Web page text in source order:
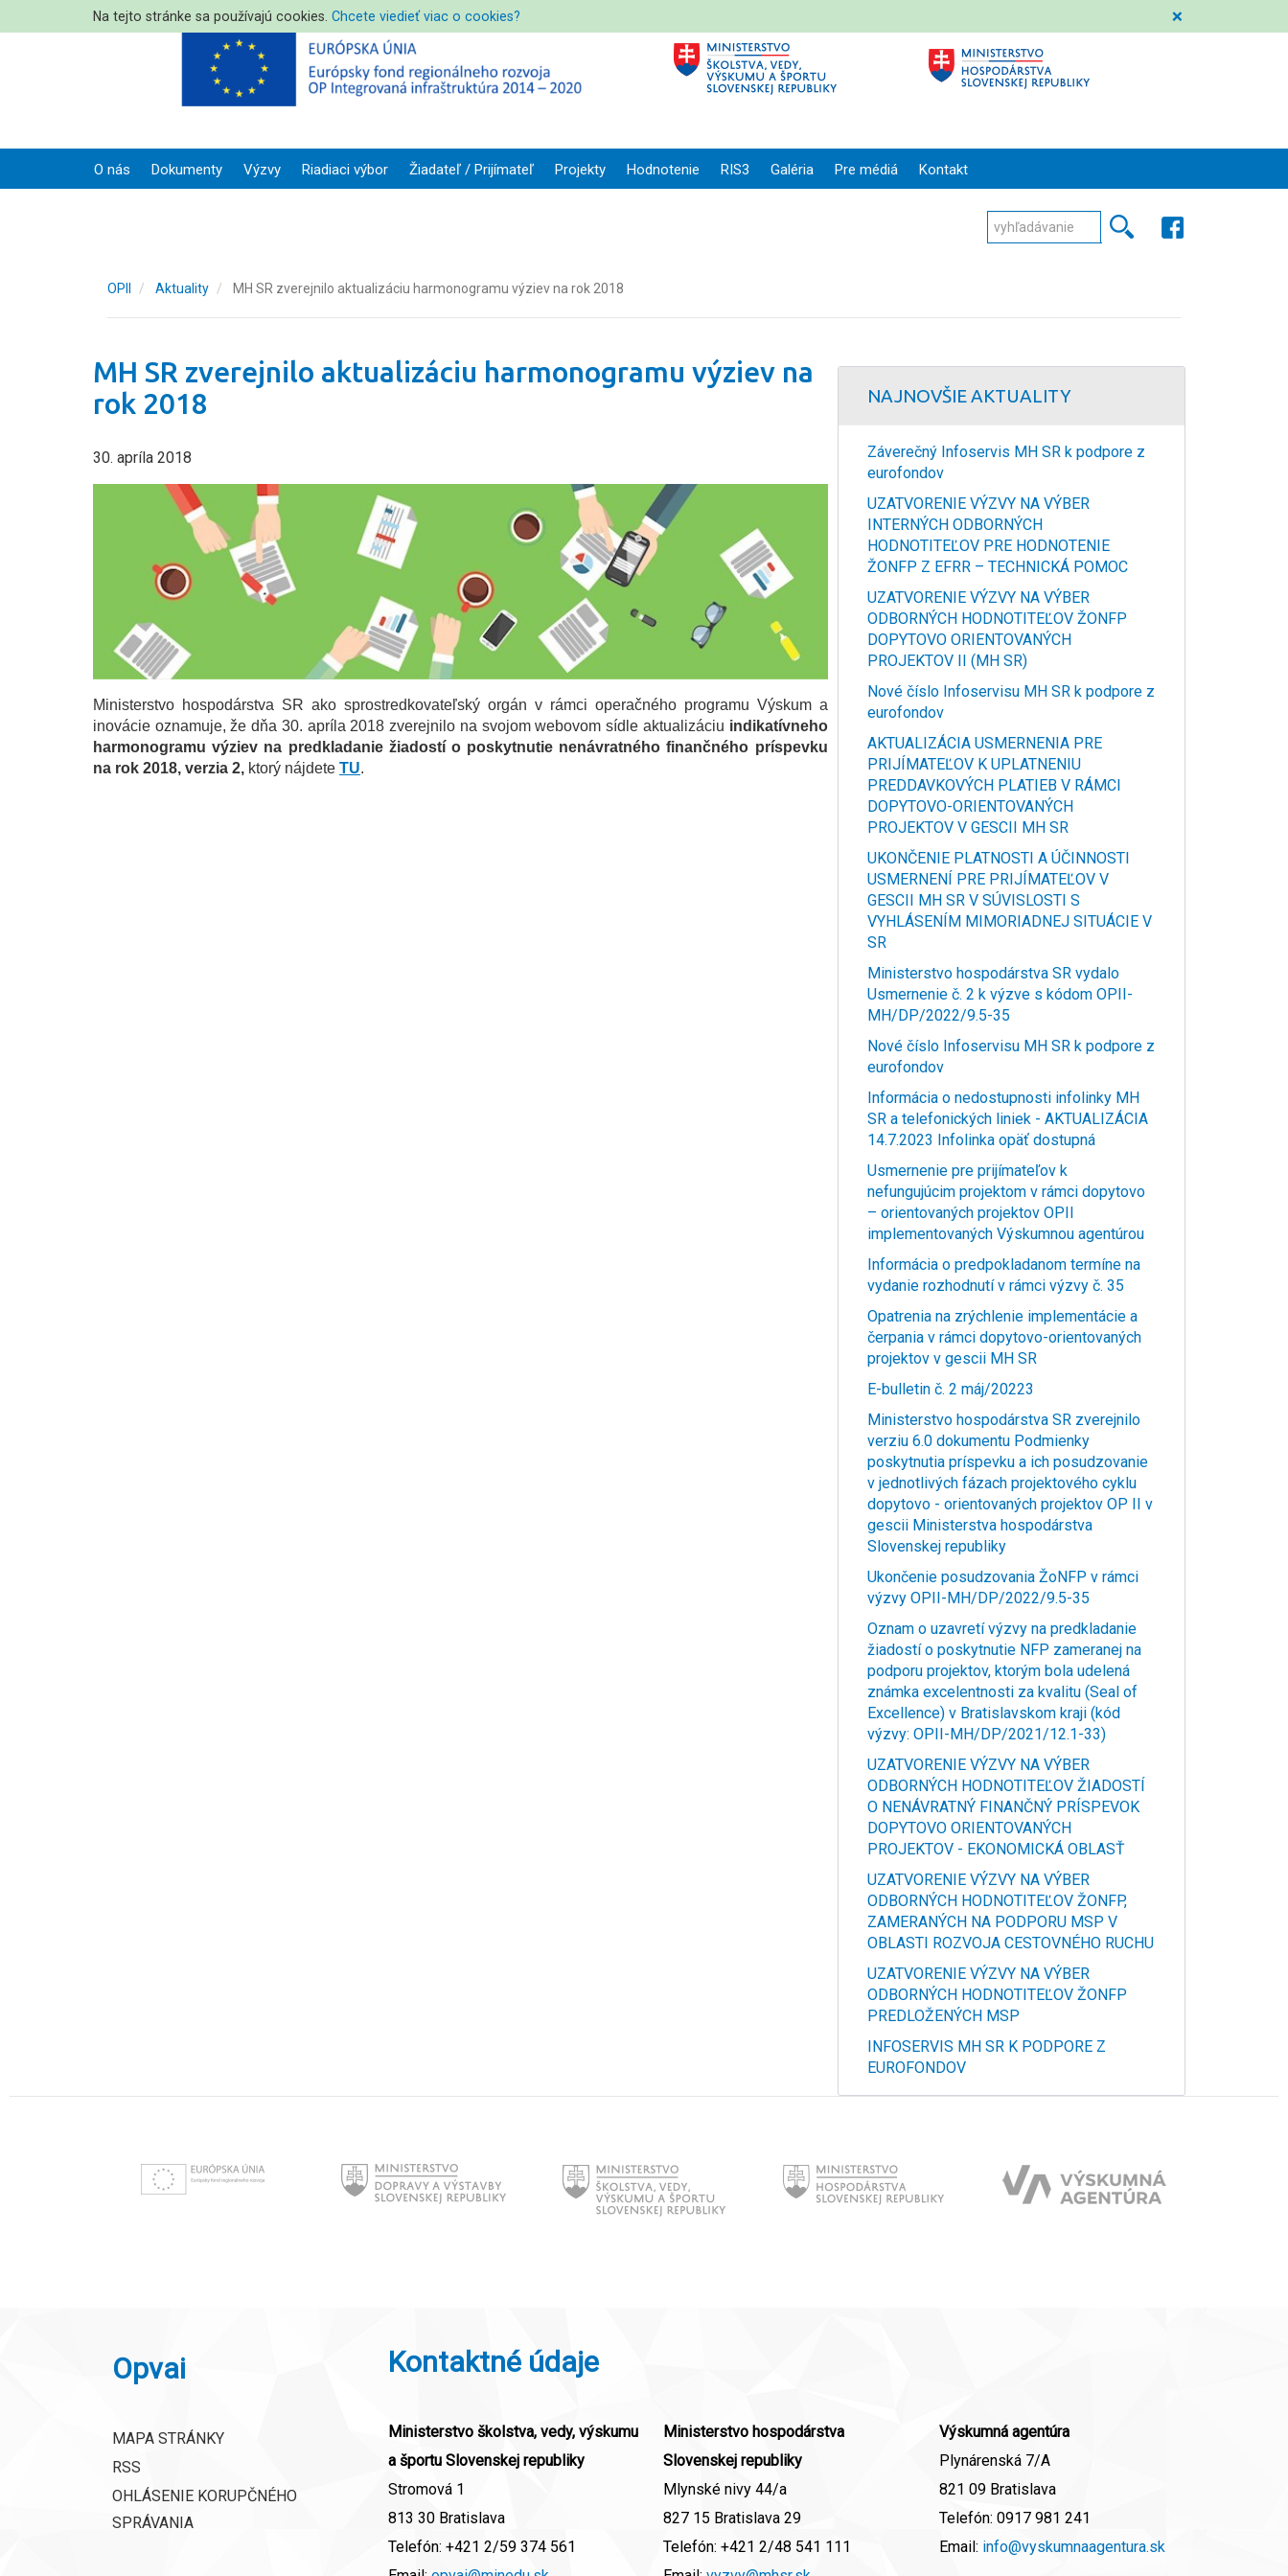
Na tejto stránke sa používajú cookies. Chcete viedieť viac o cookies? ❌
O nás Dokumenty Výzvy Riadiaci výbor Žiadateľ / Prijímateľ Projekty Hodnotenie RIS3 Galéria Pre médiá Kontakt
OPII Aktuality MH SR zverejnilo aktualizáciu harmonogramu výziev na rok 2018
MH SR zverejnilo aktualizáciu harmonogramu výziev na
rok 2018
30. apríla 2018
Ministerstvo hospodárstva SR ako sprostredkovateľský orgán v rámci operačného programu Výskum a
inovácie oznamuje, že dňa 30. apríla 2018 zverejnilo na svojom webovom sídle aktualizáciu indikatívneho
harmonogramu výziev na predkladanie žiadostí o poskytnutie nenávratného finančného príspevku
na rok 2018, verzia 2, ktorý nájdete TU.
NAJNOVŠIE AKTUALITY
Záverečný Infoservis MH SR k podpore z
eurofondov
UZATVORENIE VÝZVY NA VÝBER
INTERNÝCH ODBORNÝCH
HODNOTITEĽOV PRE HODNOTENIE
ŽONFP Z EFRR – TECHNICKÁ POMOC
UZATVORENIE VÝZVY NA VÝBER
ODBORNÝCH HODNOTITEĽOV ŽONFP
DOPYTOVO ORIENTOVANÝCH
PROJEKTOV II (MH SR)
Nové číslo Infoservisu MH SR k podpore z
eurofondov
AKTUALIZÁCIA USMERNENIA PRE
PRIJÍMATEĽOV K UPLATNENIU
PREDDAVKOVÝCH PLATIEB V RÁMCI
DOPYTOVO-ORIENTOVANÝCH
PROJEKTOV V GESCII MH SR
UKONČENIE PLATNOSTI A ÚČINNOSTI
USMERNENÍ PRE PRIJÍMATEĽOV V
GESCII MH SR V SÚVISLOSTI S
VYHLÁSENÍM MIMORIADNEJ SITUÁCIE V
SR
Ministerstvo hospodárstva SR vydalo
Usmernenie č. 2 k výzve s kódom OPII-
MH/DP/2022/9.5-35
Nové číslo Infoservisu MH SR k podpore z
eurofondov
Informácia o nedostupnosti infolinky MH
SR a telefonických liniek - AKTUALIZÁCIA
14.7.2023 Infolinka opäť dostupná
Usmernenie pre prijímateľov k
nefungujúcim projektom v rámci dopytovo
– orientovaných projektov OPII
implementovaných Výskumnou agentúrou
Informácia o predpokladanom termíne na
vydanie rozhodnutí v rámci výzvy č. 35
Opatrenia na zrýchlenie implementácie a
čerpania v rámci dopytovo-orientovaných
projektov v gescii MH SR
E-bulletin č. 2 máj/20223
Ministerstvo hospodárstva SR zverejnilo
verziu 6.0 dokumentu Podmienky
poskytnutia príspevku a ich posudzovanie
v jednotlivých fázach projektového cyklu
dopytovo - orientovaných projektov OP II v
gescii Ministerstva hospodárstva
Slovenskej republiky
Ukončenie posudzovania ŽoNFP v rámci
výzvy OPII-MH/DP/2022/9.5-35
Oznam o uzavretí výzvy na predkladanie
žiadostí o poskytnutie NFP zameranej na
podporu projektov, ktorým bola udelená
známka excelentnosti za kvalitu (Seal of
Excellence) v Bratislavskom kraji (kód
výzvy: OPII-MH/DP/2021/12.1-33)
UZATVORENIE VÝZVY NA VÝBER
ODBORNÝCH HODNOTITEĽOV ŽIADOSTÍ
O NENÁVRATNÝ FINANČNÝ PRÍSPEVOK
DOPYTOVO ORIENTOVANÝCH
PROJEKTOV - EKONOMICKÁ OBLASŤ
UZATVORENIE VÝZVY NA VÝBER
ODBORNÝCH HODNOTITEĽOV ŽONFP,
ZAMERANÝCH NA PODPORU MSP V
OBLASTI ROZVOJA CESTOVNÉHO RUCHU
UZATVORENIE VÝZVY NA VÝBER
ODBORNÝCH HODNOTITEĽOV ŽONFP
PREDLOŽENÝCH MSP
INFOSERVIS MH SR K PODPORE Z
EUROFONDOV
Opvai
MAPA STRÁNKY
RSS
OHLÁSENIE KORUPČNÉHO
SPRÁVANIA
Kontaktné údaje
Ministerstvo školstva, vedy, výskumu
a športu Slovenskej republiky
Stromová 1
813 30 Bratislava
Telefón: +421 2/59 374 561
Ministerstvo hospodárstva
Slovenskej republiky
Mlynské nivy 44/a
827 15 Bratislava 29
Telefón: +421 2/48 541 111
Výskumná agentúra
Plynárenská 7/A
821 09 Bratislava
Telefón: 0917 981 241
Email: info@vyskumnaagentura.sk